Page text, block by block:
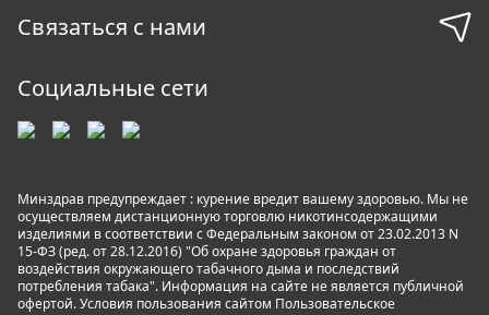
Связаться с нами
Социальные сети
Минздрав предупреждает : курение вредит вашему здоровью. Мы не
осуществляем дистанционную торговлю никотинсодержащими
изделиями в соответствии с Федеральным законом от 23.02.2013 N
15-ФЗ (ред. от 28.12.2016) "Об охране здоровья граждан от
воздействия окружающего табачного дыма и последствий
потребления табака". Информация на сайте не является публичной
офертой. Условия пользования сайтом Пользовательское